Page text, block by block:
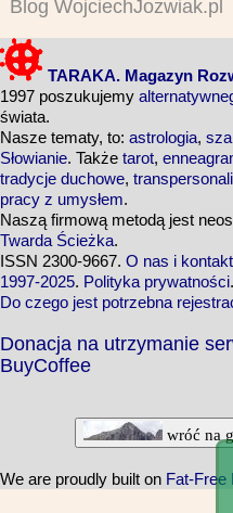
Blog WojciechJozwiak.pl
TARAKA. Magazyn
1997 poszukujemy
świata.
Nasze tematy, to: astrologia,
Słowianie. Także tarot,
tradycje duchowe,
pracy z umysłem.
Naszą firmową metodą jest
Twarda Ścieżka.
ISSN 2300-9667. O nas i kontakt
1997-2025. Polityka prywatności.
Do czego jest potrzebna
Donacja na utrzymanie
BuyCoffee
wróć na
We are proudly built on Fat-Free